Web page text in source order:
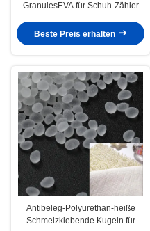
GranulesEVA für Schuh-Zähler
Beste Preis erhalten
Antibeleg-Polyurethan-heiße
Schmelzklebende Kugeln für